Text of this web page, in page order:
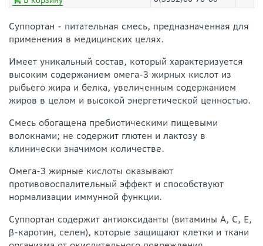
Суппортан - питательная смесь, предназначенная для
применения в медицинских целях.
Имеет уникальный состав, который характеризуется
высоким содержанием омега-3 жирных кислот из
рыбьего жира и белка, увеличенным содержанием
жиров в целом и высокой энергетической ценностью.
Смесь обогащена пребиотическими пищевыми
волокнами; не содержит глютен и лактозу в
клинически значимом количестве.
Омега-3 жирные кислоты оказывают
противовоспалительный эффект и способствуют
нормализации иммунной функции.
Суппортан содержит антиоксиданты (витамины А, С, Е,
β-каротин, селен), которые защищают клетки и ткани